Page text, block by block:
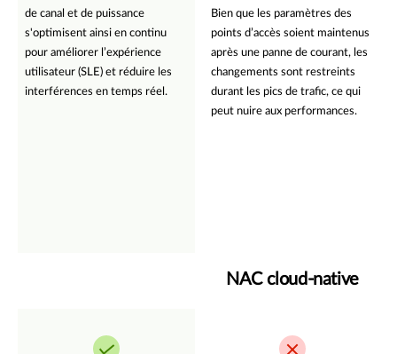
de canal et de puissance
s'optimisent ainsi en continu
pour améliorer l’expérience
utilisateur (SLE) et réduire les
interférences en temps réel.
Bien que les paramètres des
points d’accès soient maintenus
après une panne de courant, les
changements sont restreints
durant les pics de trafic, ce qui
peut nuire aux performances.
NAC cloud-native